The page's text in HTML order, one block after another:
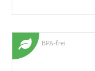
BPA-frei